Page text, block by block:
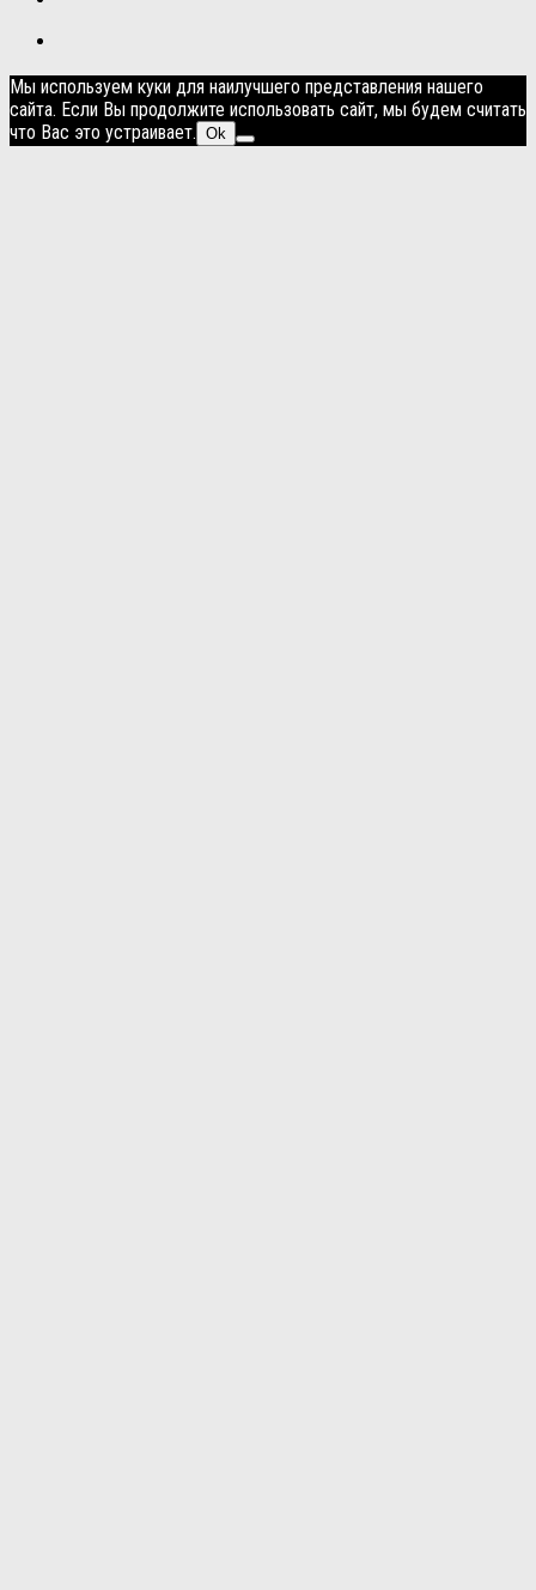
Мы используем куки для наилучшего представления нашего
сайта. Если Вы продолжите использовать сайт, мы будем считать
что Вас это устраивает. Ok